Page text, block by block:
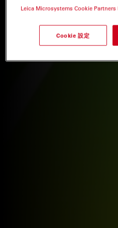
Leica Microsystems Cookie Partners
Cookie 設定